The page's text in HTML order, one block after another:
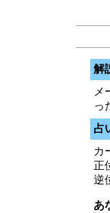
解
メ
っ
占
カ
正
逆
あ